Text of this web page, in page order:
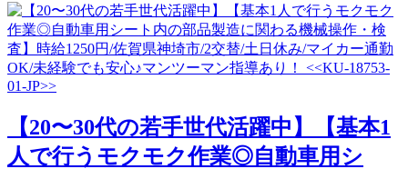
【20〜30代の若手世代活躍中】【基本1
人で行うモクモク作業◎自動車用シ